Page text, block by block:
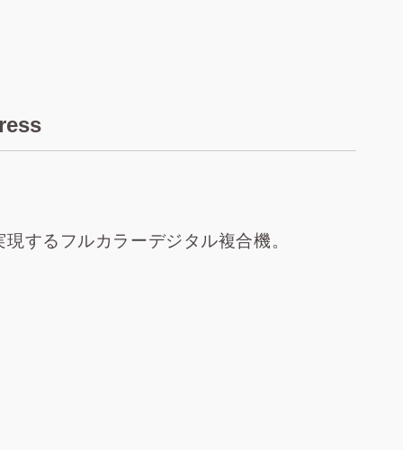
するフルカラーデジタル複合機。